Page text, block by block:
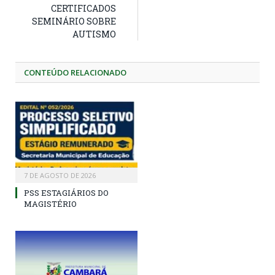
CERTIFICADOS
SEMINÁRIO SOBRE
AUTISMO
CONTEÚDO RELACIONADO
7 DE AGOSTO DE 2026
PSS ESTAGIÁRIOS DO
MAGISTÉRIO